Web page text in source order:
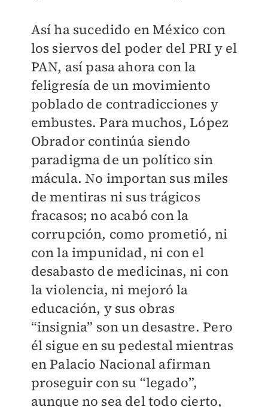
Así ha sucedido en México con
los siervos del poder del PRI y el
PAN, así pasa ahora con la
feligresía de un movimiento
poblado de contradicciones y
embustes. Para muchos, López
Obrador continúa siendo
paradigma de un político sin
mácula. No importan sus miles
de mentiras ni sus trágicos
fracasos; no acabó con la
corrupción, como prometió, ni
con la impunidad, ni con el
desabasto de medicinas, ni con
la violencia, ni mejoró la
educación, y sus obras
“insignia” son un desastre. Pero
él sigue en su pedestal mientras
en Palacio Nacional afirman
proseguir con su “legado”,
aunque no sea del todo cierto,